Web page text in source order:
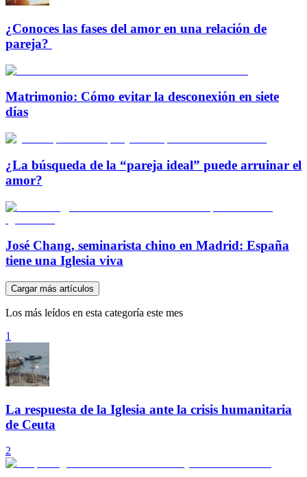
¿Conoces las fases del amor en una relación de
pareja?
Matrimonio: Cómo evitar la desconexión en siete
días
¿La búsqueda de la “pareja ideal” puede arruinar el
amor?
José Chang, seminarista chino en Madrid: España
tiene una Iglesia viva
Cargar más artículos
Los más leídos en esta categoría este mes
1
La respuesta de la Iglesia ante la crisis humanitaria
de Ceuta
2